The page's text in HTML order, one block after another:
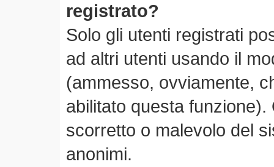
registrato?
Solo gli utenti registrati
ad altri utenti usando il
(ammesso, ovviamente,
abilitato questa
scorretto o malevolo del
anonimi.